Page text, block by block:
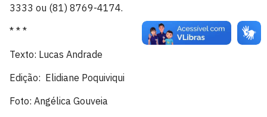
3333 ou (81) 8769-4174.
* * *
Texto: Lucas Andrade
Edição: Elidiane Poquiviqui
Foto: Angélica Gouveia